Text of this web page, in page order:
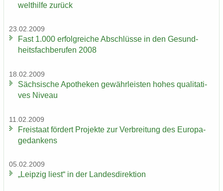
welt­hil­fe zu­rück
23.02.2009
Fast 1.000 er­folg­rei­che Ab­schlüs­se in den Ge­sund­
heits­fach­be­ru­fen 2008
18.02.2009
Säch­si­sche Apo­the­ken ge­währ­leis­ten hohes qua­li­ta­ti­
ves Ni­veau
11.02.2009
Frei­staat för­dert Pro­jek­te zur Ver­brei­tung des Eu­ro­pa­
ge­dan­kens
05.02.2009
„Leip­zig liest“ in der Lan­des­di­rek­ti­on